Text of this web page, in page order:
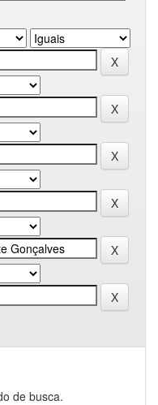
de busca.